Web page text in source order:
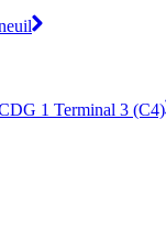
1 Terminal 3 (C4)